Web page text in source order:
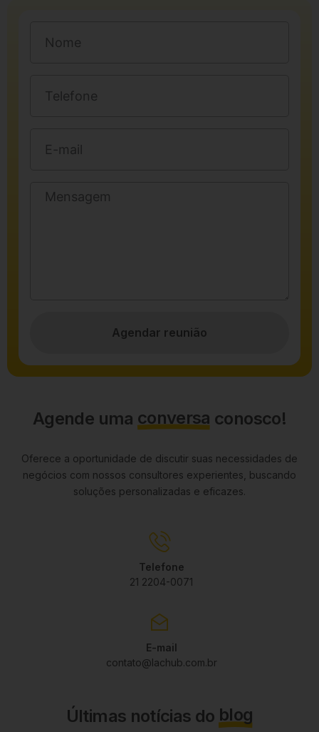
Agendar reunião
Agende uma conversa conosco!
Oferece a oportunidade de discutir suas necessidades de
negócios com nossos consultores experientes, buscando
soluções personalizadas e eficazes.
Telefone
21 2204-0071
E-mail
contato@lachub.com.br
Últimas notícias do blog